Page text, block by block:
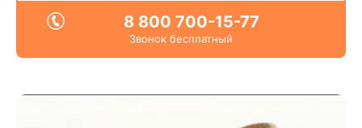
8 800 700-15-77
Звонок бесплатный